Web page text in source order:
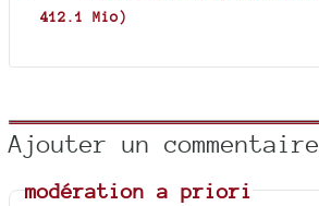
412.1 Mio)
Ajouter un commentaire
modération a priori